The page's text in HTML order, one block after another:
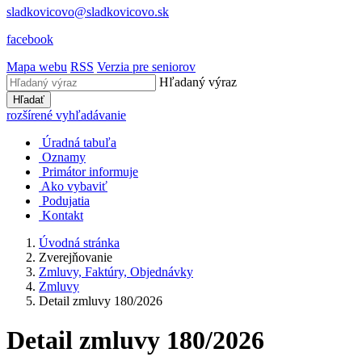
sladkovicovo@sladkovicovo.sk
facebook
Mapa webu RSS Verzia pre seniorov
Hľadaný výraz
Hľadať
rozšírené vyhľadávanie
Úradná tabuľa
Oznamy
Primátor informuje
Ako vybaviť
Podujatia
Kontakt
Úvodná stránka
Zverejňovanie
Zmluvy, Faktúry, Objednávky
Zmluvy
Detail zmluvy 180/2026
Detail zmluvy 180/2026